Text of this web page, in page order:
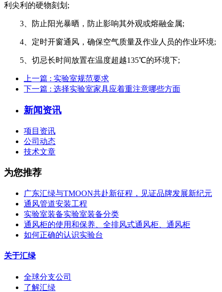
利尖利的硬物刻划;
3、防止阳光暴晒，防止影响其外观或熔融金属;
4、定时开窗通风，确保空气质量及作业人员的作业环境;
5、切忌长时间放置在温度超越135℃的环境下;
上一篇 : 实验室规范要求
下一篇 : 选择实验室家具应着重注意哪些方面
新闻资讯
项目资讯
公司动态
技术文章
为您推荐
广东汇绿与TMOON共赴新征程，见证品牌发展新纪元
通风管道安装工程
实验室装备实验室装备分类
通风柜的使用和保养、全排风式通风柜、通风柜
如何正确的认识实验台
关于汇绿
全球分支公司
了解汇绿